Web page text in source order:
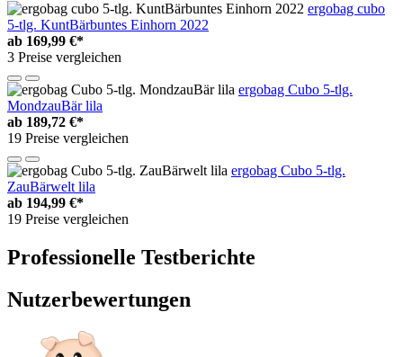
ergobag cubo
5-tlg. KuntBärbuntes Einhorn 2022
ab 169,99 €*
3 Preise vergleichen
ergobag Cubo 5-tlg.
MondzauBär lila
ab 189,72 €*
19 Preise vergleichen
ergobag Cubo 5-tlg.
ZauBärwelt lila
ab 194,99 €*
19 Preise vergleichen
Professionelle Testberichte
Nutzerbewertungen